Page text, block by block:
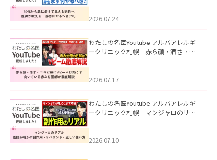
た。
2026.07.24
わたしの名医Youtube アルバアレルギ
ークリニック札幌「赤ら顔・酒さ・ニ
した。
2026.07.17
わたしの名医Youtube アルバアレルギ
ークリニック札幌「マンジャロのリア
た。
2026.07.10